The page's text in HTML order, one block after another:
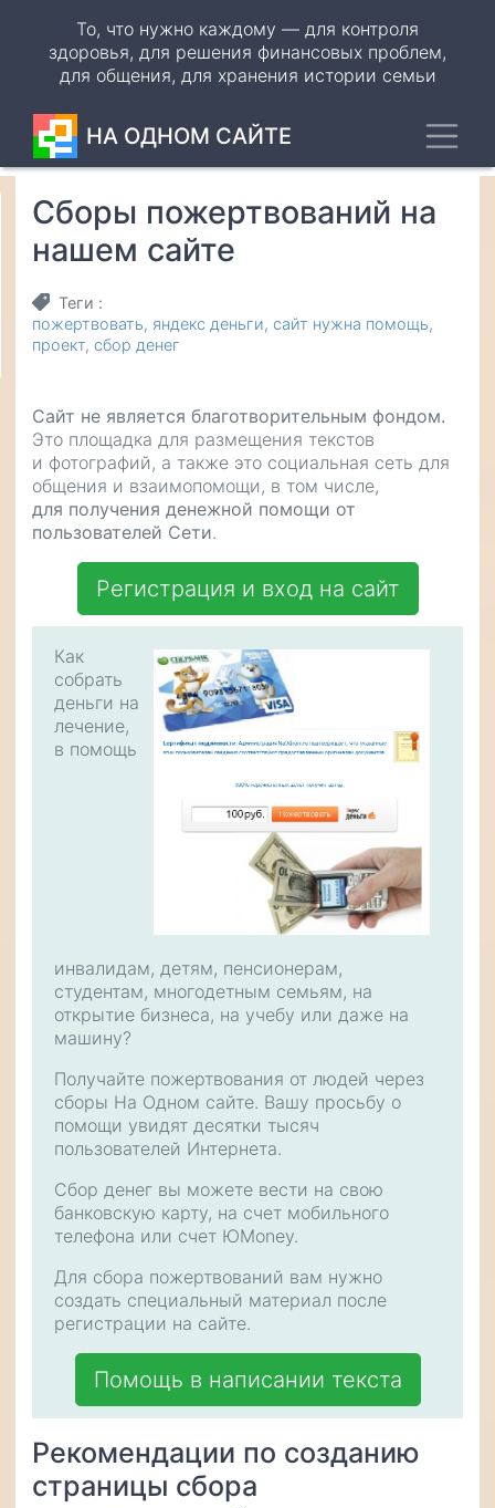
основному
содержанию
То, что нужно каждому — для контроля
здоровья, для решения финансовых проблем,
для общения, для хранения истории семьи
НА ОДНОМ САЙТЕ
Сборы пожертвований на
нашем сайте
Теги
пожертвовать яндекс деньги сайт нужна помощь
проект сбор денег
Сайт не является благотворительным фондом.
Это площадка для размещения текстов
и фотографий, а также это социальная сеть для
общения и взаимопомощи, в том числе,
для получения денежной помощи от
пользователей Сети.
Регистрация и вход на сайт
Как
собрать
деньги на
лечение,
в помощь
инвалидам, детям, пенсионерам,
студентам, многодетным семьям, на
открытие бизнеса, на учебу или даже на
машину?
Получайте пожертвования от людей через
сборы На Одном сайте. Вашу просьбу о
помощи увидят десятки тысяч
пользователей Интернета.
Сбор денег вы можете вести на свою
банковскую карту, на счет мобильного
телефона или счет ЮMoney.
Для сбора пожертвований вам нужно
создать специальный материал после
регистрации на сайте.
Помощь в написании текста
Рекомендации по созданию
страницы сбора